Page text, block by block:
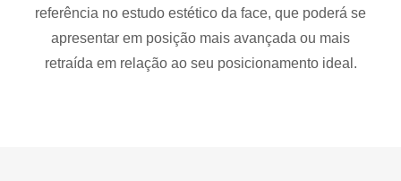
referência no estudo estético da face, que poderá se
apresentar em posição mais avançada ou mais
retraída em relação ao seu posicionamento ideal.